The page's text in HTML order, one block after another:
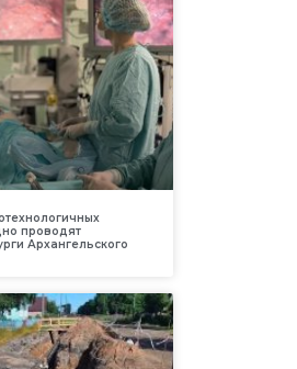
проводят
Архангельского